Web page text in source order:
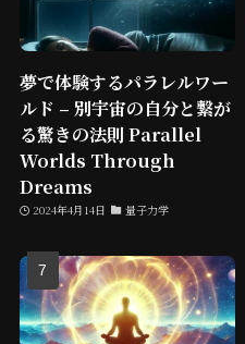
夢で体験するパラレルワー
ルド – 別宇宙の自分と繋が
る驚きの法則 Parallel
Worlds Through
Dreams
2024年4月14日 量子力学